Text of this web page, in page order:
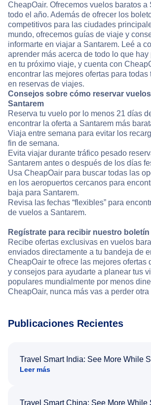
CheapOair. Ofrecemos vuelos baratos a
todo el año. Además de ofrecer los
competitivos para las ciudades
mundo, ofrecemos guías de viaje y
informarte en viajar a Santarem. Leé a
aprender más acerca de todo lo que hay
en tu próximo viaje, y cuenta con
encontrar las mejores ofertas para
en reservas de viajes.
Consejos sobre cómo reservar
Santarem
Reserva tu vuelo por lo menos 21 días
encontrar la oferta a Santarem más
Viaja entre semana para evitar los
fin de semana.
Evita viajar durante tráfico pesado
Santarem antes o después de los días
Usa CheapOair para buscar todas las
en los aeropuertos cercanos para
baja para Santarem.
Revisa las fechas “flexibles” para
de vuelos a Santarem.
Regístrate para recibir nuestro boletín
Recibe ofertas exclusivas en vuelos
enviados directamente a tu bandeja de
CheapOair te ofrece las mejores ofertas
y consejos para ayudarte a planear tus
populares mundialmente por menos
CheapOair, nunca más vas a perder otra
Publicaciones Recientes
Travel Smart India: See More While
Leer más
Travel Smart China: See More While